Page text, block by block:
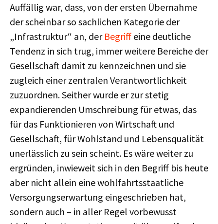
Auffällig war, dass, von der ersten Übernahme
der scheinbar so sachlichen Kategorie der
„Infrastruktur“ an, der Begriff eine deutliche
Tendenz in sich trug, immer weitere Bereiche der
Gesellschaft damit zu kennzeichnen und sie
zugleich einer zentralen Verantwortlichkeit
zuzuordnen. Seither wurde er zur stetig
expandierenden Umschreibung für etwas, das
für das Funktionieren von Wirtschaft und
Gesellschaft, für Wohlstand und Lebensqualität
unerlässlich zu sein scheint. Es wäre weiter zu
ergründen, inwieweit sich in den Begriff bis heute
aber nicht allein eine wohlfahrtsstaatliche
Versorgungserwartung eingeschrieben hat,
sondern auch – in aller Regel vorbewusst